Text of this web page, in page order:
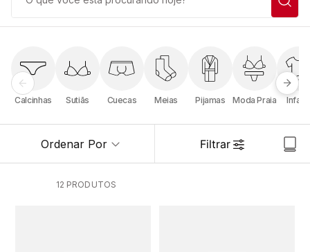
Calcinhas Sutiãs Cuecas Meias Pijamas Moda Praia
Ordenar Por Filtrar
12 PRODUTOS
1º
cuecas
2º
calcinhas
3º
pijamas
4º
sutias
sutiã bojo